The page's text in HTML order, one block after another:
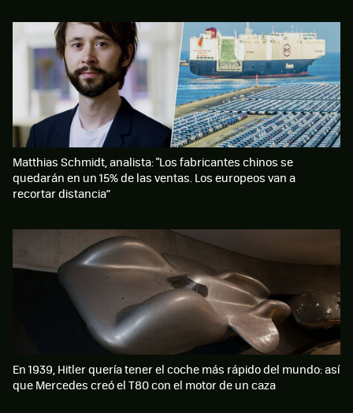
Matthias Schmidt, analista: "Los fabricantes chinos se
quedarán en un 15% de las ventas. Los europeos van a
recortar distancia”
En 1939, Hitler quería tener el coche más rápido del mundo: así
que Mercedes creó el T80 con el motor de un caza